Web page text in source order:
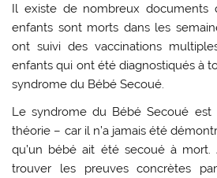
Il existe de nombreux documents
enfants sont morts dans les
ont suivi des vaccinations
enfants qui ont été diagnostiqués à
syndrome du Bébé Secoué.
Le syndrome du Bébé Secoué
théorie – car il n’a jamais été
qu’un bébé ait été secoué à mort.
trouver les preuves concrètes